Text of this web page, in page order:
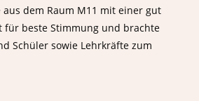
dem Raum M11 mit einer gut
für beste Stimmung und brachte
Schüler sowie Lehrkräfte zum